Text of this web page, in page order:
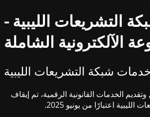
التشريعات الليبية -
الآلكترونية الشاملة
الخدمات القانونية الرقمية، تم إيقاف
اعتبارًا من يونيو 2025.